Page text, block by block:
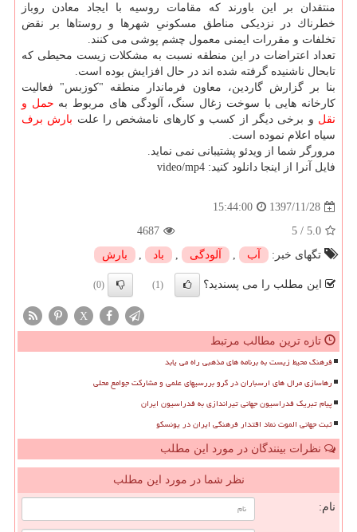
منتقدان بر این باورند كه مقامات روسیه با ایجاد معادن روباز
خطرناك در نزدیكی مناطق مسكونیِ شهرها و روستاها بر نقض
تخلفات و مقررات ایمنی معمول چشم پوشی می كنند.
تعداد اعتراضات در این منطقه نسبت به مشكلات زیست محیطی كه
تابحال ناشنیده گرفته شده اند در حال افزایش بوده است.
بنا بر گزارش گاردین، معاون فرماندار منطقه "كوزبس" فعالیت
كارخانه هایی با سوخت زغال سنگ، آلودگی های مربوط به حمل و
نقل و برخی دیگر از كسب و كارهای نامشخص را علت بارش برف
سیاه اعلام نموده است.
مرورگر شما از ویدئو پشتیبانی نمی نماید.
فایل آنرا از اینجا دانلود كنید: video/mp4
1397/11/28
15:44:00
5.0
/
5
4687
تگهای خبر:
آب , آلودگی , باد , بارش
این مطلب را می پسندید؟ (1)
(0)
X
تازه ترین مطالب مرتبط
فرهنگ محیط زیست به برنامه های مذهبی راه می یابد
رهاسازی مرال های ارسباران در گرو بررسیهای علمی و مشارکت جوامع محلی
پیام تبریک فدراسیون جهانی تیراندازی به فدراسیون ایران
ثبت جهانی الموت نماد اقتدار فرهنگی ایران در یونسکو
نظرات بینندگان در مورد این مطلب
نظر شما در مورد این مطلب
نام: